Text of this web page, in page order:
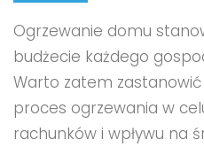
Ogrzewanie domu
budżecie każdego
Warto zatem
proces ogrzewania w
rachunków i wpływu na